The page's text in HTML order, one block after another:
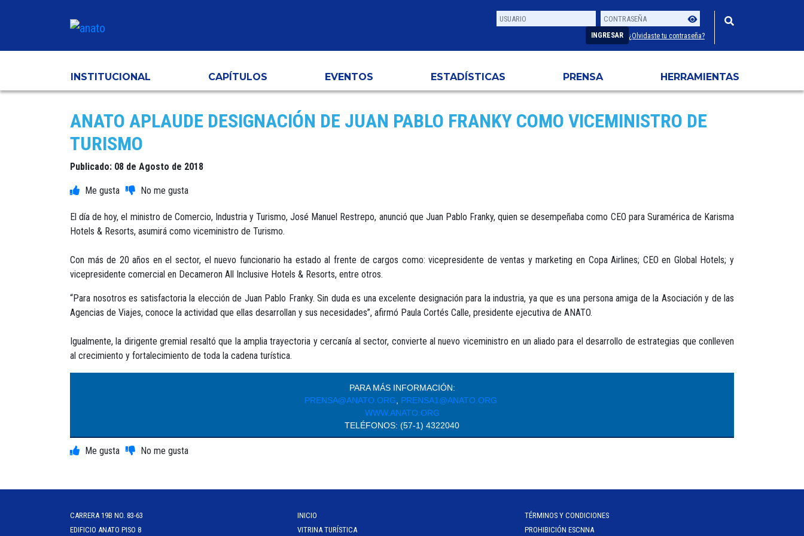
Usuario
Contraseña
INGRESAR ¿Olvidaste tu contraseña?
INSTITUCIONAL CAPÍTULOS EVENTOS ESTADÍSTICAS PRENSA HERRAMIENTAS
ANATO APLAUDE DESIGNACIÓN DE JUAN PABLO FRANKY COMO VICEMINISTRO DE
TURISMO
Publicado: 08 de Agosto de 2018
El día de hoy, el ministro de Comercio, Industria y Turismo, José Manuel Restrepo, anunció que Juan Pablo Franky, quien se desempeñaba como CEO para Suramérica de Karisma
Hotels & Resorts, asumirá como viceministro de Turismo.
Con más de 20 años en el sector, el nuevo funcionario ha estado al frente de cargos como: vicepresidente de ventas y marketing en Copa Airlines; CEO en Global Hotels; y
vicepresidente comercial en Decameron All Inclusive Hotels & Resorts, entre otros.
“Para nosotros es satisfactoria la elección de Juan Pablo Franky. Sin duda es una excelente designación para la industria, ya que es una persona amiga de la Asociación y de las
Agencias de Viajes, conoce la actividad que ellas desarrollan y sus necesidades”, afirmó Paula Cortés Calle, presidente ejecutiva de ANATO.
Igualmente, la dirigente gremial resaltó que la amplia trayectoria y cercanía al sector, convierte al nuevo viceministro en un aliado para el desarrollo de estrategias que conlleven
al crecimiento y fortalecimiento de toda la cadena turística.
PARA MÁS INFORMACIÓN:
PRENSA@ANATO.ORG
PRENSA1@ANATO.ORG
WWW.ANATO.ORG
TELÉFONOS: (57-1) 4322040
CARRERA 19B NO. 83-63
EDIFICIO ANATO PISO 8
INICIO
VITRINA TURÍSTICA
TÉRMINOS Y CONDICIONES
PROHIBICIÓN ESCNNA